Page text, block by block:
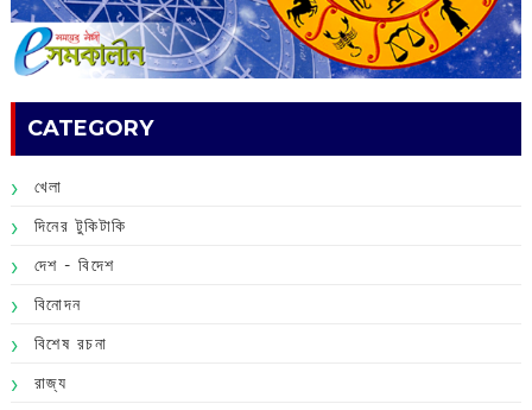
CATEGORY
খেলা
দিনের টুকিটাকি
দেশ - বিদেশ
বিনোদন
বিশেষ রচনা
রাজ্য